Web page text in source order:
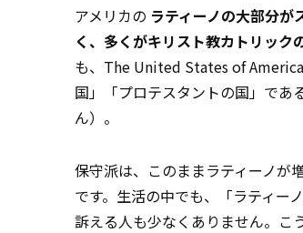
アメリカの ラティーノの大部分
く、多くがキリスト教カトリック
も、The United States of
国」「プロテスタントの国」であ
ん）。
保守派は、このままラティーノが
です。生活の中でも、「ラティー
訴える人も少なくありません。こ